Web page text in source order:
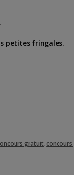
.
petites fringales.
gratuit